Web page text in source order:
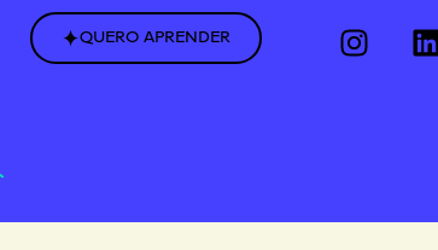
QUERO APRENDER